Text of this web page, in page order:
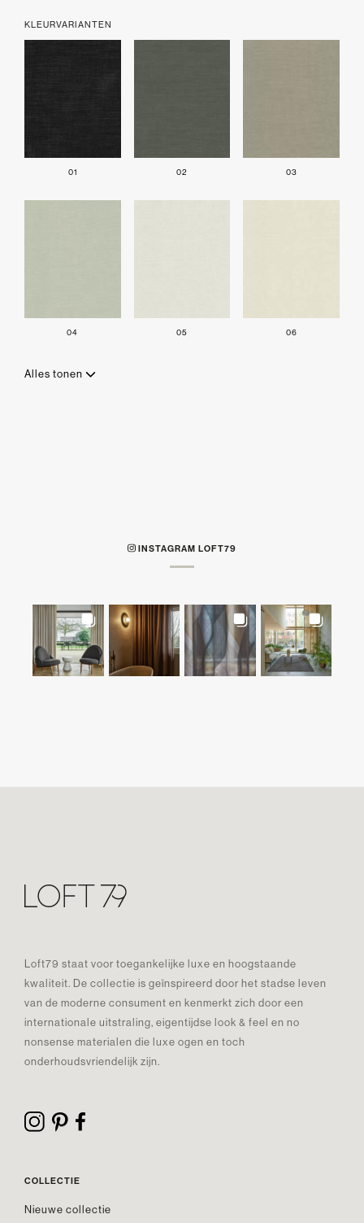
KLEURVARIANTEN
01 02 03
04 05 06
Alles tonen
INSTAGRAM LOFT79
Loft79 staat voor toegankelijke luxe en hoogstaande
kwaliteit. De collectie is geïnspireerd door het stadse leven
van de moderne consument en kenmerkt zich door een
internationale uitstraling, eigentijdse look & feel en no
nonsense materialen die luxe ogen en toch
onderhoudsvriendelijk zijn.
COLLECTIE
Nieuwe collectie